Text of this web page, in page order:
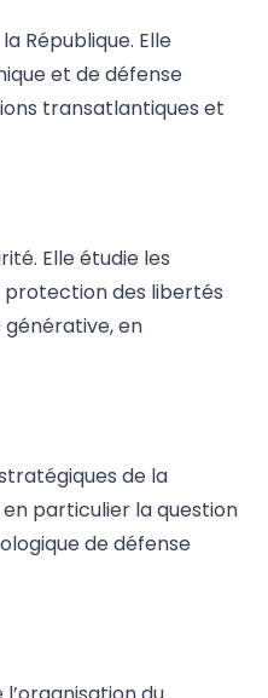
République. Elle
et de défense
transatlantiques et
Elle étudie les
protection des libertés
générative, en
de la
particulier la question
de défense